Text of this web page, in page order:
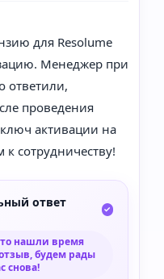
для Resolume
Менеджер при
ответили,
проведения
активации на
к сотрудничеству!
ответ
нашли время
будем рады
снова!